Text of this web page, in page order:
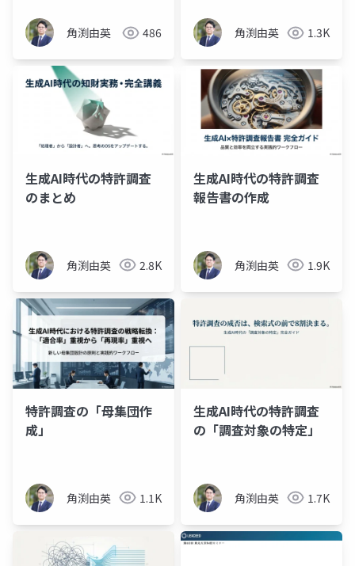
角渕由英 486 角渕由英 1.3K
生成AI時代の特許調査
のまとめ
角渕由英 2.8K
生成AI時代の特許調査
報告書の作成
角渕由英 1.9K
特許調査の「母集団作
成」
角渕由英 1.1K
生成AI時代の特許調査
の「調査対象の特定」
角渕由英 1.7K